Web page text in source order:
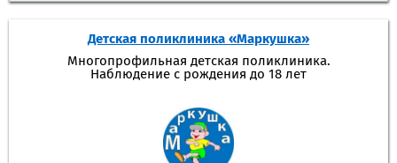
Детская поликлиника «Маркушка»
Многопрофильная детская поликлиника.
Наблюдение с рождения до 18 лет